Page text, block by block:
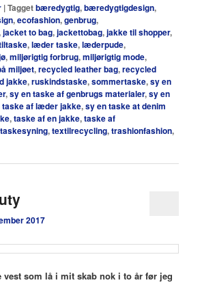
|Taggetbæredygtig,bæredygtigdesign,
,ecofashion,genbrug,
jacket to bag,jackettobag,jakke til shopper,
,læder taske,læderpude,
,miljørigtig forbrug,miljørigtig mode,
miljøet,recycled leather bag,recycled
jakke,ruskindstaske,sommertaske,sy en
,sy en taske af genbrugs materialer,sy en
taske af læder jakke,sy en taske at denim
,taske af en jakke,taske af
taskesyning,textilrecycling,trashionfashion,
2017
vest som lå i mit skab nok i to år før jeg